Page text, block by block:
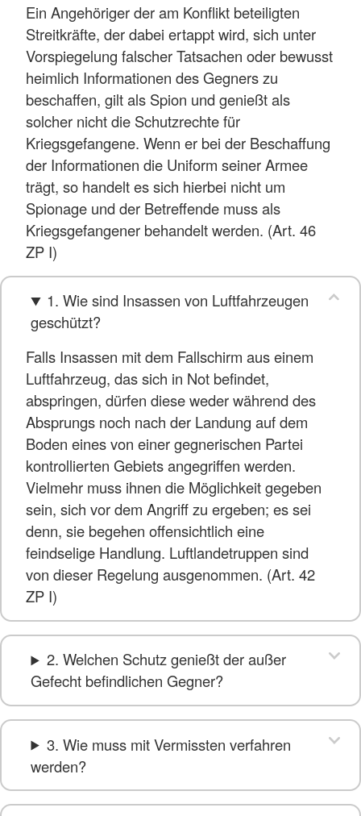
Ein Angehöriger der am Konflikt beteiligten
Streitkräfte, der dabei ertappt wird, sich unter
Vorspiegelung falscher Tatsachen oder bewusst
heimlich Informationen des Gegners zu
beschaffen, gilt als Spion und genießt als
solcher nicht die Schutzrechte für
Kriegsgefangene. Wenn er bei der Beschaffung
der Informationen die Uniform seiner Armee
trägt, so handelt es sich hierbei nicht um
Spionage und der Betreffende muss als
Kriegsgefangener behandelt werden. (Art. 46
ZP I)
1. Wie sind Insassen von Luftfahrzeugen
geschützt?
Falls Insassen mit dem Fallschirm aus einem
Luftfahrzeug, das sich in Not befindet,
abspringen, dürfen diese weder während des
Absprungs noch nach der Landung auf dem
Boden eines von einer gegnerischen Partei
kontrollierten Gebiets angegriffen werden.
Vielmehr muss ihnen die Möglichkeit gegeben
sein, sich vor dem Angriff zu ergeben; es sei
denn, sie begehen offensichtlich eine
feindselige Handlung. Luftlandetruppen sind
von dieser Regelung ausgenommen. (Art. 42
ZP I)
2. Welchen Schutz genießt der außer
Gefecht befindlichen Gegner?
3. Wie muss mit Vermissten verfahren
werden?